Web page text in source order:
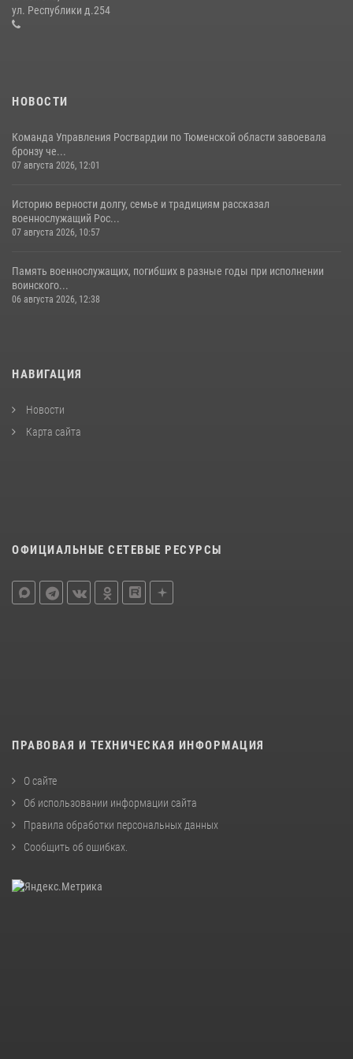
десантирования на Урале
16 июля 2026, 10:42
ул. Республики д.254
НОВОСТИ
Команда Управления Росгвардии по Тюменской области завоевала
бронзу че...
07 августа 2026, 12:01
Историю верности долгу, семье и традициям рассказал
военнослужащий Рос...
07 августа 2026, 10:57
Память военнослужащих, погибших в разные годы при исполнении
воинского...
06 августа 2026, 12:38
НАВИГАЦИЯ
Новости
Карта сайта
ОФИЦИАЛЬНЫЕ СЕТЕВЫЕ РЕСУРСЫ
ПРАВОВАЯ И ТЕХНИЧЕСКАЯ ИНФОРМАЦИЯ
О сайте
Об использовании информации сайта
Правила обработки персональных данных
Сообщить об ошибках.